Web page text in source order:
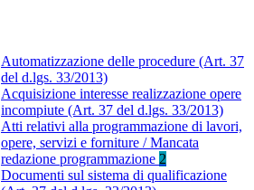
Automatizzazione delle procedure (Art. 37
del d.lgs. 33/2013)
Acquisizione interesse realizzazione opere
incompiute (Art. 37 del d.lgs. 33/2013)
Atti relativi alla programmazione di lavori,
opere, servizi e forniture / Mancata
redazione programmazione 2
Documenti sul sistema di qualificazione